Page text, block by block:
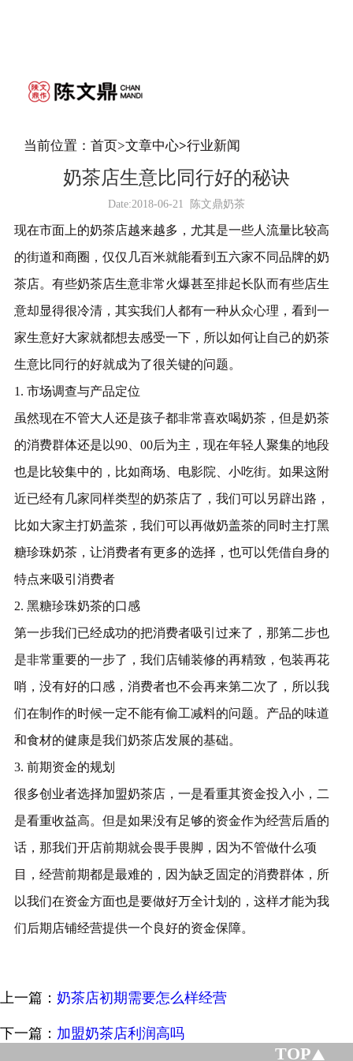
当前位置： 首页>文章中心>行业新闻
奶茶店生意比同行好的秘诀
Date:2018-06-21 陈文鼎奶茶
现在市面上的奶茶店越来越多，尤其是一些人流量比较高
的街道和商圈，仅仅几百米就能看到五六家不同品牌的奶
茶店。有些奶茶店生意非常火爆甚至排起长队而有些店生
意却显得很冷清，其实我们人都有一种从众心理，看到一
家生意好大家就都想去感受一下，所以如何让自己的奶茶
生意比同行的好就成为了很关键的问题。
1. 市场调查与产品定位
虽然现在不管大人还是孩子都非常喜欢喝奶茶，但是奶茶
的消费群体还是以90、00后为主，现在年轻人聚集的地段
也是比较集中的，比如商场、电影院、小吃街。如果这附
近已经有几家同样类型的奶茶店了，我们可以另辟出路，
比如大家主打奶盖茶，我们可以再做奶盖茶的同时主打黑
糖珍珠奶茶，让消费者有更多的选择，也可以凭借自身的
特点来吸引消费者
2. 黑糖珍珠奶茶的口感
第一步我们已经成功的把消费者吸引过来了，那第二步也
是非常重要的一步了，我们店铺装修的再精致，包装再花
哨，没有好的口感，消费者也不会再来第二次了，所以我
们在制作的时候一定不能有偷工减料的问题。产品的味道
和食材的健康是我们奶茶店发展的基础。
3. 前期资金的规划
很多创业者选择加盟奶茶店，一是看重其资金投入小，二
是看重收益高。但是如果没有足够的资金作为经营后盾的
话，那我们开店前期就会畏手畏脚，因为不管做什么项
目，经营前期都是最难的，因为缺乏固定的消费群体，所
以我们在资金方面也是要做好万全计划的，这样才能为我
们后期店铺经营提供一个良好的资金保障。
上一篇： 奶茶店初期需要怎么样经营
下一篇： 加盟奶茶店利润高吗
TOP